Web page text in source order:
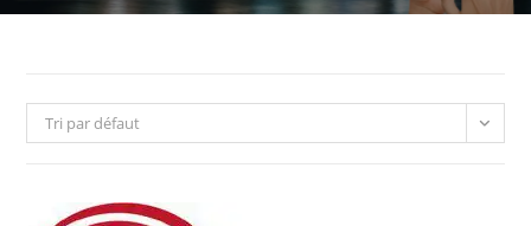
Tri par défaut